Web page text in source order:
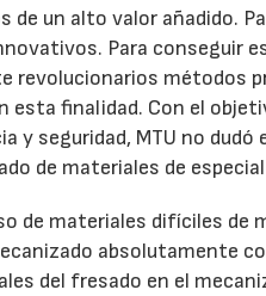
de un alto valor añadido.
Para conseguir
revolucionarios métodos
finalidad. Con el
y seguridad, MTU no
de materiales de
de materiales difíciles
absolutamente
del fresado en el